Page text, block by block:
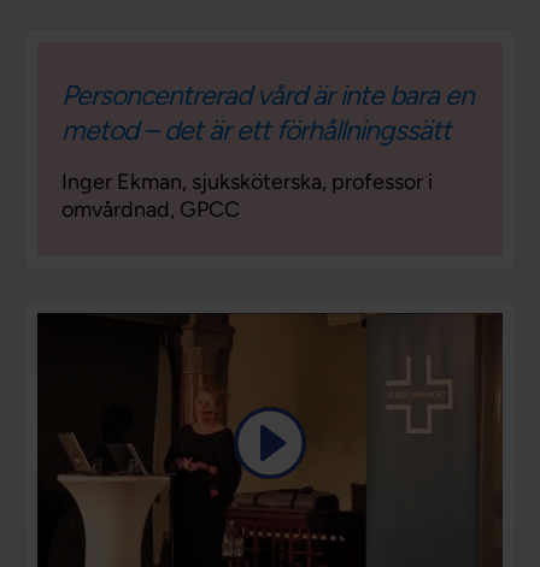
Personcentrerad vård är inte bara en
metod – det är ett förhållningssätt
Inger Ekman, sjuksköterska, professor i
omvårdnad, GPCC